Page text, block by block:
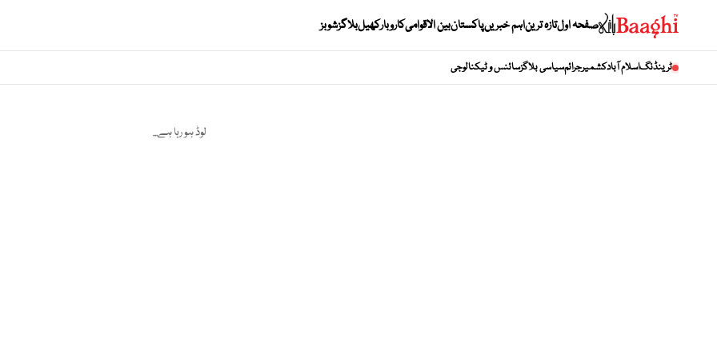
صفحہ اولتازہ تریناہم خبریںپاکستانبین الاقوامیکاروبارکھیلبلاگزشوبز
ٹرینڈنگاسلام آبادکشمیرجرائمسیاسی بلاگزسائنس و ٹیکنالوجی
لوڈ ہو رہا ہے...